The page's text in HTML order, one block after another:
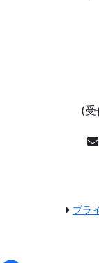
(
プラ